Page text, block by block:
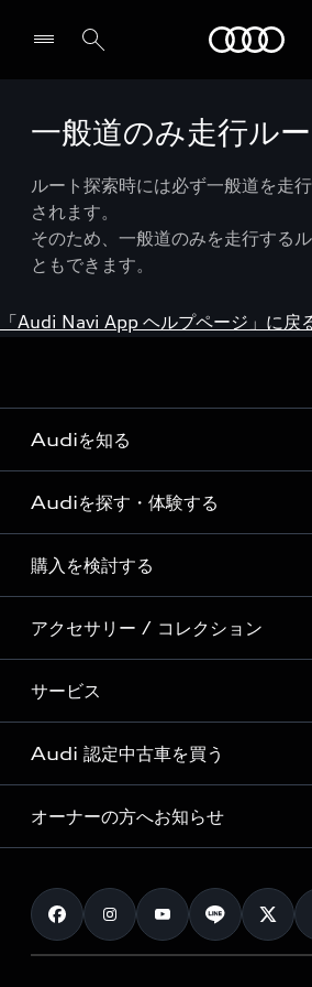
一般道のみ走行ル
ルート探索時には必ず一般道を走
されます。
そのため、一般道のみを走行する
ともできます。
「Audi Navi App ヘルプページ」に戻
Audiを知る
Audi ブランド
Story of Progress
Audi Sport
Formula 1®
デジタルサービス
Audiを探す・体験する
ディーラー検索
新車在庫検索
試乗車・展示車検索
見積り依頼
試乗予約
購入を検討する
モデル一覧
特別仕様モデル / 限定モデル
e-tronラインアップ
価格シミュレーション
車両比較
カタログ一覧
アクセサリー / コレクション
純正アクセサリー
オンラインショップ
Audi collection
アウディナビアプリ
サービス
サービス入庫予約
サービスプログラム
メンテナンス
車検 / 定期点検
e-tronアフターサポート
Audi 認定中古車を買う
Audi認定中古車
クオリティ
保証
オーナーの方へお知らせ
お知らせ
オーナー様向けキャンペーン